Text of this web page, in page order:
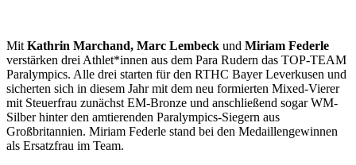
Mit Kathrin Marchand, Marc Lembeck und Miriam Federle
verstärken drei Athlet*innen aus dem Para Rudern das TOP-TEAM
Paralympics. Alle drei starten für den RTHC Bayer Leverkusen und
sicherten sich in diesem Jahr mit dem neu formierten Mixed-Vierer
mit Steuerfrau zunächst EM-Bronze und anschließend sogar WM-
Silber hinter den amtierenden Paralympics-Siegern aus
Großbritannien. Miriam Federle stand bei den Medaillengewinnen
als Ersatzfrau im Team.